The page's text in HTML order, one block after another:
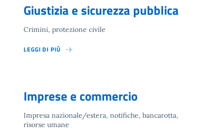
Giustizia e sicurezza pubblica
Crimini, protezione civile
LEGGI DI PIÙ
Imprese e commercio
Impresa nazionale/estera, notifiche, bancarotta,
risorse umane